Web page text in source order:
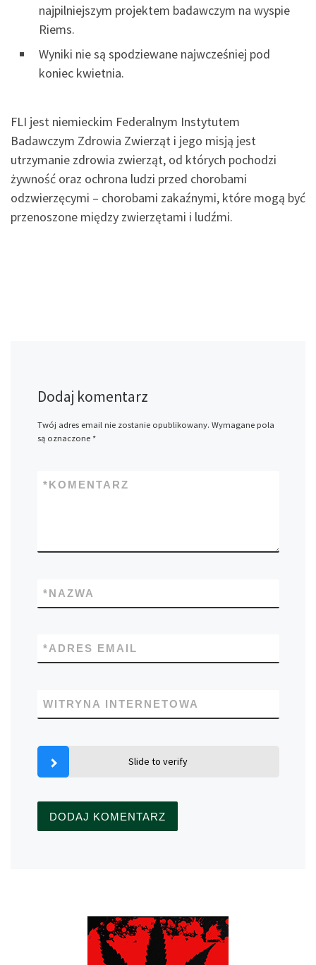
najpilniejszym projektem badawczym na wyspie
Riems.
Wyniki nie są spodziewane najwcześniej pod
koniec kwietnia.
FLI jest niemieckim Federalnym Instytutem
Badawczym Zdrowia Zwierząt i jego misją jest
utrzymanie zdrowia zwierząt, od których pochodzi
żywność oraz ochrona ludzi przed chorobami
odzwierzęcymi – chorobami zakaźnymi, które mogą być
przenoszone między zwierzętami i ludźmi.
Dodaj komentarz
Twój adres email nie zostanie opublikowany. Wymagane pola
są oznaczone *
KOMENTARZ
*
NAZWA
*
ADRES EMAIL
*
WITRYNA INTERNETOWA
Slide to verify